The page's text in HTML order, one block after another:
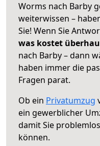
Worms nach Barby
weiterwissen –
Sie! Wenn Sie
was kostet
nach Barby – dann
haben immer die
Fragen parat.
Ob ein Privatumzug
ein gewerblicher
damit Sie
können.